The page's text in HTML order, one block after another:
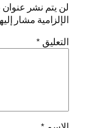
لن يتم نشر عنوان
الإلزامية مشار
التعليق *